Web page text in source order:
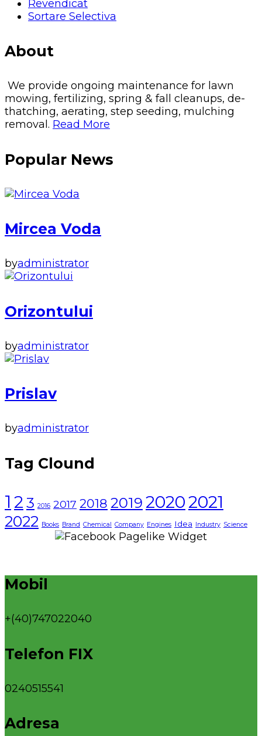
Revendicat
Sortare Selectiva
About
We provide ongoing maintenance for lawn
mowing, fertilizing, spring & fall cleanups, de-
thatching, aerating, step seeding, mulching
removal. Read More
Popular News
Mircea Voda
byadministrator
Orizontului
byadministrator
Prislav
byadministrator
Tag Clound
1 2 3 2016 2017 2018 2019 20202021
2022 Books Brand Chemical Company Engines Idea Industry Science
Mobil
+(40)747022040
Telefon FIX
0240515541
Adresa